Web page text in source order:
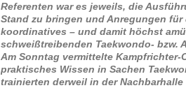
Referenten war es jeweils, die
Stand zu bringen und Anregungen
koordinatives – und damit höchst
schweißtreibenden Taekwondo- bzw.
Am Sonntag vermittelte
praktisches Wissen in Sachen
trainierten derweil in der